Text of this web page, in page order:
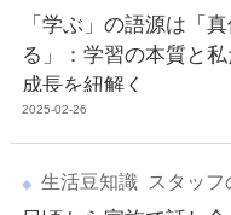
「学ぶ」の語源は「
る」：学習の本質と
成長を紐解く
2025-02-26
生活豆知識 スタッフ